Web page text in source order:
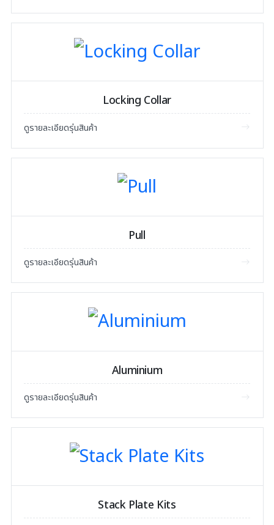
Locking Collar
ดูรายละเอียดรุ่นสินค้า
Pull
ดูรายละเอียดรุ่นสินค้า
Aluminium
ดูรายละเอียดรุ่นสินค้า
Stack Plate Kits